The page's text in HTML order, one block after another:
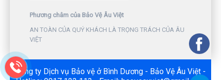
Phương châm của Bảo Vệ Âu Việt
AN TOÀN CỦA QUÝ KHÁCH LÀ TRỌNG TRÁCH CỦA ÂU
VIỆT
Công ty Dịch vụ Bảo vệ ở Bình Dương - Bảo Vệ Âu Việt -